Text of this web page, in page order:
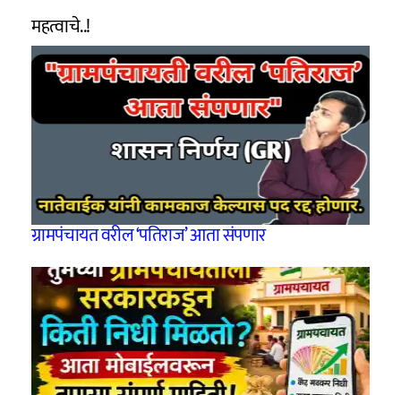
महत्वाचे..!
ग्रामपंचायत वरील ‘पतिराज’ आता संपणार